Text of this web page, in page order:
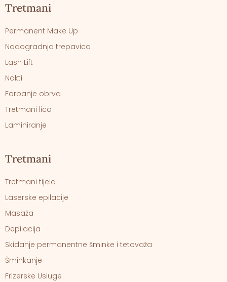
Tretmani
Permanent Make Up
Nadogradnja trepavica
Lash Lift
Nokti
Farbanje obrva
Tretmani lica
Laminiranje
Tretmani
Tretmani tijela
Laserske epilacije
Masaža
Depilacija
Skidanje permanentne šminke i tetovaža
Šminkanje
Frizerske Usluge